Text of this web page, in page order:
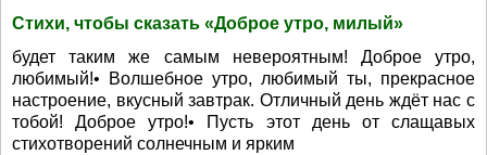
Стихи, чтобы сказать «Доброе утро, милый»
будет таким же самым невероятным! Доброе утро,
любимый!• Волшебное утро, любимый ты, прекрасное
настроение, вкусный завтрак. Отличный день ждёт нас с
тобой! Доброе утро!• Пусть этот день от слащавых
стихотворений солнечным и ярким